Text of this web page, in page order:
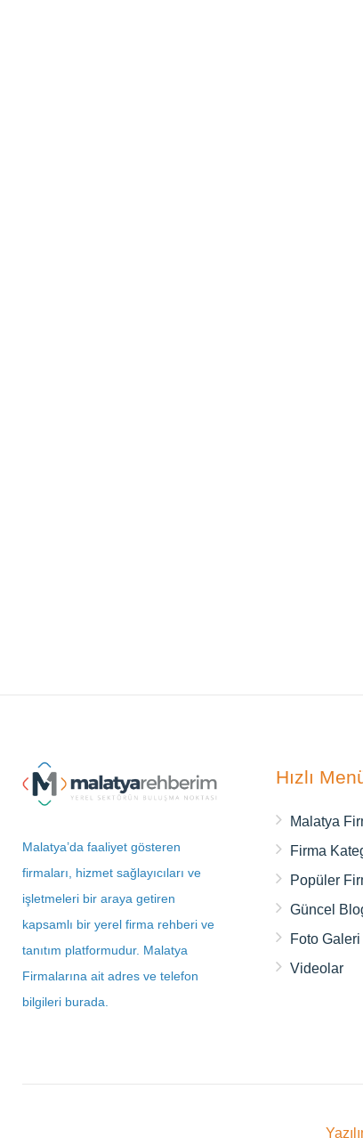
Malatya’da faaliyet gösteren
firmaları, hizmet sağlayıcıları ve
işletmeleri bir araya getiren
kapsamlı bir yerel firma rehberi ve
tanıtım platformudur. Malatya
Firmalarına ait adres ve telefon
bilgileri burada.
Hızlı
Malatya
Firma
Popüler
Güncel
Foto Galeri
Videolar